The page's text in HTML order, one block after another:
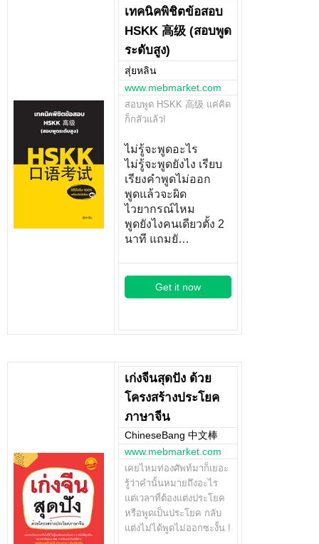
เทคนิคพิชิตข้อสอบ
HSKK 高级 (สอบพูด
ระดับสูง)
สุ่ยหลิน
www.mebmarket.com
สอบพูด HSKK 高级 แค่คิด
ก็กลัวแล้ว!
ไม่รู้จะพูดอะไร
ไม่รู้จะพูดยังไง เรียบ
เรียงคำพูดไม่ออก
พูดแล้วจะผิด
ไวยากรณ์ไหม
พูดยังไงคนเดียวตั้ง 2
นาที แถมยั…
Get it now
เก่งจีนสุดปัง ด้วย
โครงสร้างประโยค
ภาษาจีน
ChineseBang 中文棒
www.mebmarket.com
เคยไหมท่องศัพท์มาก็เยอะ
รู้ว่าคำนั้นหมายถึงอะไร
แต่เวลาที่ต้องแต่งประโยค
หรือพูดเป็นประโยค กลับ
แต่งไม่ได้พูดไม่ออกซะงั้น !